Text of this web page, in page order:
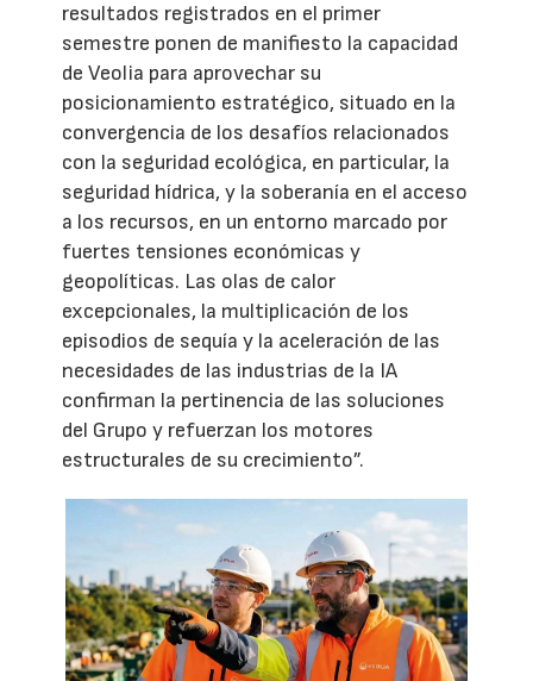
resultados registrados en el primer
semestre ponen de manifiesto la capacidad
de Veolia para aprovechar su
posicionamiento estratégico, situado en la
convergencia de los desafíos relacionados
con la seguridad ecológica, en particular, la
seguridad hídrica, y la soberanía en el acceso
a los recursos, en un entorno marcado por
fuertes tensiones económicas y
geopolíticas. Las olas de calor
excepcionales, la multiplicación de los
episodios de sequía y la aceleración de las
necesidades de las industrias de la IA
confirman la pertinencia de las soluciones
del Grupo y refuerzan los motores
estructurales de su crecimiento”.